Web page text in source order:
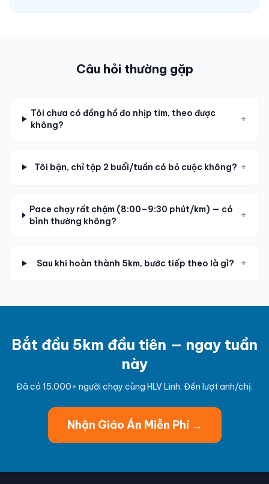
Câu hỏi thường gặp
Tôi chưa có đồng hồ đo nhịp tim, theo được
không?
+
Tôi bận, chỉ tập 2 buổi/tuần có bỏ cuộc không? +
Pace chạy rất chậm (8:00–9:30 phút/km) — có
bình thường không?
+
Sau khi hoàn thành 5km, bước tiếp theo là gì? +
Bắt đầu 5km đầu tiên — ngay tuần
này
Đã có 15.000+ người chạy cùng HLV Linh. Đến lượt anh/chị.
Nhận Giáo Án Miễn Phí →